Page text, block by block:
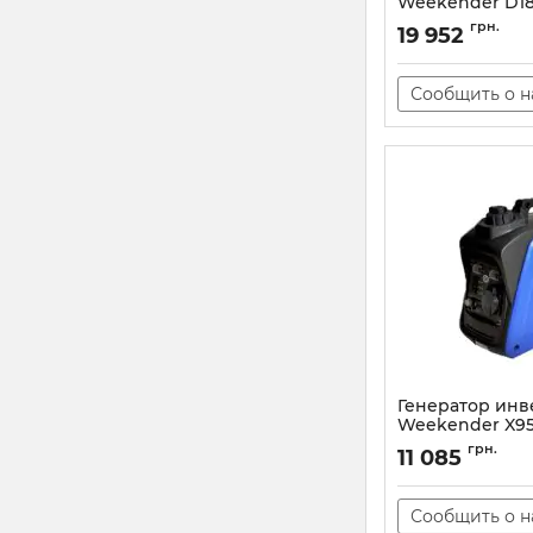
Артикул: D1800i
19 952 грн.
Сообщить о
Генератор
Weekender
Артикул: X950i
11 085 грн.
Сообщить о